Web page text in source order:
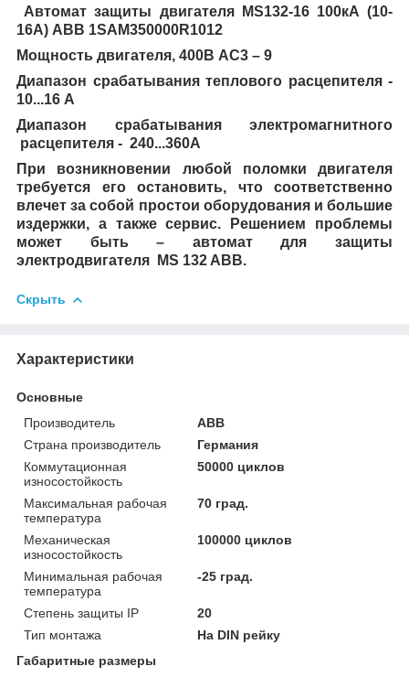
Автомат защиты двигателя MS132-16 100кА (10-
16А) ABB 1SAM350000R1012
Мощность двигателя, 400В АС3 – 9
Диапазон срабатывания теплового расцепителя -
10...16 А
Диапазон срабатывания электромагнитного
расцепителя - 240...360А
При возникновении любой поломки двигателя
требуется его остановить, что соответственно
влечет за собой простои оборудования и большие
издержки, а также сервис. Решением проблемы
может быть – автомат для защиты
электродвигателя MS 132 ABB.
Скрыть
Характеристики
Основные
Производитель
ABB
Страна производитель
Германия
Коммутационная
износостойкость
50000 циклов
Максимальная рабочая
температура
70 град.
Механическая
износостойкость
100000 циклов
Минимальная рабочая
температура
-25 град.
Степень защиты IP
20
Тип монтажа
На DIN рейку
Габаритные размеры